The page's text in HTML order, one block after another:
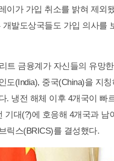
이가 가입 취소를 밝혀 제외
발도상국들도 가입 의사를
트 금융계가 자신들의 유망
도(India), 중국(China)을 지
. 냉전 해체 이후 4개국이 빠
대(?)에 호응해 4개국과 남
릭스(BRICS)를 결성했다.